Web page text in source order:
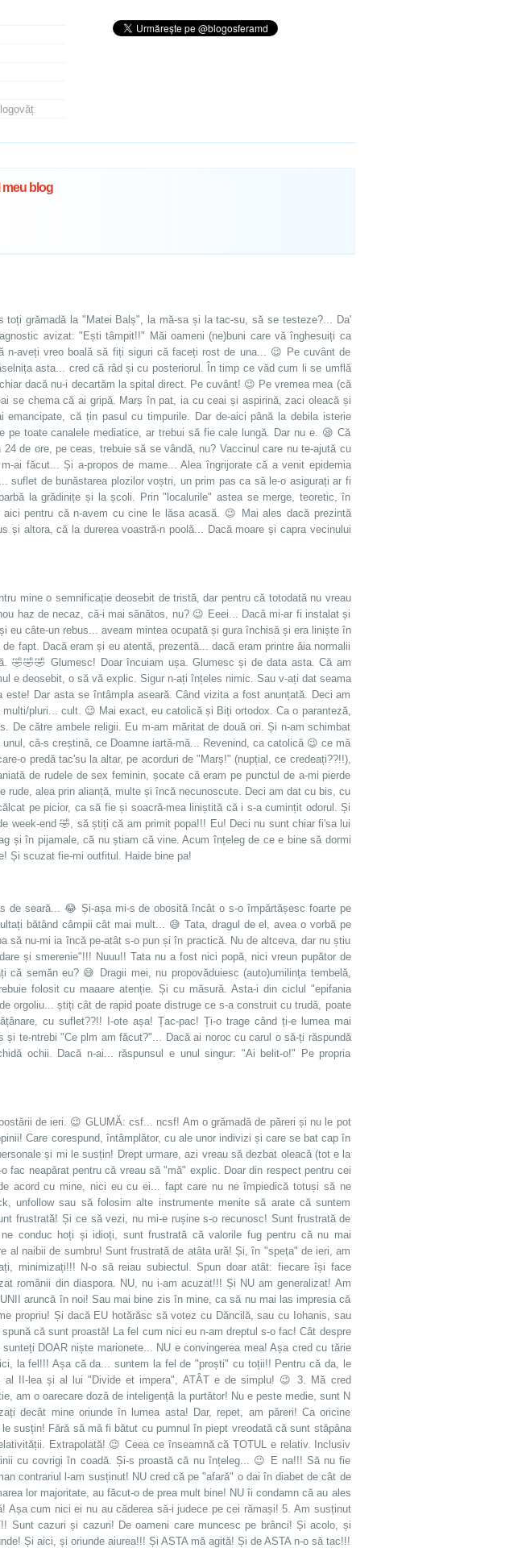
meu blog
toți grămadă la "Matei Balș", la mă-sa și la tac-su, să se testeze?... Da'
avizat: "Ești tâmpit!!" Măi oameni (ne)buni care vă înghesuiți ca
n-aveți vreo boală să fiți siguri că faceți rost de una... 😉 Pe cuvânt de
asta... cred că râd și cu posteriorul. În timp ce văd cum li se umflă
dacă nu-i decartăm la spital direct. Pe cuvânt! 😉 Pe vremea mea (că
se chema că ai gripă. Marș în pat, ia cu ceai și aspirină, zaci oleacă și
că țin pasul cu timpurile. Dar de-aici până la debila isterie
pe toate canalele mediatice, ar trebui să fie cale lungă. Dar nu e. 😪 Că
de ore, pe ceas, trebuie să se vândă, nu? Vaccinul care nu te-ajută cu
ai făcut... Și a-propos de mame... Alea îngrijorate că a venit epidemia
suflet de bunăstarea plozilor voștri, un prim pas ca să le-o asigurați ar fi
la grădinițe și la școli. Prin "localurile" astea se merge, teoretic, în
pentru că n-avem cu cine le lăsa acasă. 😉 Mai ales dacă prezintă
și altora, că la durerea voastră-n poolă... Dacă moare și capra vecinului
mine o semnificație deosebit de tristă, dar pentru că totodată nu vreau
haz de necaz, că-i mai sănătos, nu? 😉 Eeei... Dacă mi-ar fi instalat și
eu câte-un rebus... aveam mintea ocupată și gura închisă și era liniște în
fapt. Dacă eram și eu atentă, prezentă... dacă eram printre ăia normalii
🤣🤣🤣 Glumesc! Doar încuiam ușa. Glumesc și de data asta. Că am
e deosebit, o să vă explic. Sigur n-ați înțeles nimic. Sau v-ați dat seama
Dar asta se întâmpla aseară. Când vizita a fost anunțată. Deci am
pluri... cult. 😉 Mai exact, eu catolică și Biți ortodox. Ca o paranteză,
De către ambele religii. Eu m-am măritat de două ori. Și n-am schimbat
că-s creștină, ce Doamne iartă-mă... Revenind, ca catolică 😉 ce mă
o predă tac'su la altar, pe acorduri de "Marș!" (nupțial, ce credeați??!!),
de rudele de sex feminin, șocate că eram pe punctul de a-mi pierde
rude, alea prin alianță, multe și încă necunoscute. Deci am dat cu bis, cu
pe picior, ca să fie și soacră-mea liniștită că i s-a cumințit odorul. Și
week-end 🤣, să știți că am primit popa!!! Eu! Deci nu sunt chiar fi'sa lui
și în pijamale, că nu știam că vine. Acum înțeleg de ce e bine să dormi
Și scuzat fie-mi outfitul. Haide bine pa!
de seară... 😂 Și-așa mi-s de obosită încât o s-o împărtășesc foarte pe
bătând câmpii cât mai mult... 😅 Tata, dragul de el, avea o vorbă pe
să nu-mi ia încă pe-atât s-o pun și în practică. Nu de altceva, dar nu știu
și smerenie"!!! Nuuu!! Tata nu a fost nici popă, nici vreun pupător de
că semăn eu? 😅 Dragii mei, nu propovăduiesc (auto)umilința tembelă,
folosit cu maaare atenție. Și cu măsură. Asta-i din ciclul "epifania
orgoliu... știți cât de rapid poate distruge ce s-a construit cu trudă, poate
cu suflet??!! I-ote așa! Țac-pac! Ți-o trage când ți-e lumea mai
te-ntrebi "Ce plm am făcut?"... Dacă ai noroc cu carul o să-ți răspundă
ochii. Dacă n-ai... răspunsul e unul singur: "Ai belit-o!" Pe propria
de ieri. 😉 GLUMĂ: csf... ncsf! Am o grămadă de păreri și nu le pot
Care corespund, întâmplător, cu ale unor indivizi și care se bat cap în
și mi le susțin! Drept urmare, azi vreau să dezbat oleacă (tot e la
fac neapărat pentru că vreau să "mă" explic. Doar din respect pentru cei
acord cu mine, nici eu cu ei... fapt care nu ne împiedică totuși să ne
unfollow sau să folosim alte instrumente menite să arate că suntem
frustrată! Și ce să vezi, nu mi-e rușine s-o recunosc! Sunt frustrată de
conduc hoți și idioți, sunt frustrată că valorile fug pentru că nu mai
al naibii de sumbru! Sunt frustrată de atâta ură! Și, în "speța" de ieri, am
minimizați!!! N-o să reiau subiectul. Spun doar atât: fiecare își face
românii din diaspora. NU, nu i-am acuzat!!! Și NU am generalizat! Am
aruncă în noi! Sau mai bine zis în mine, ca să nu mai las impresia că
propriu! Și dacă EU hotărăsc să votez cu Dăncilă, sau cu Iohanis, sau
că sunt proastă! La fel cum nici eu n-am dreptul s-o fac! Cât despre
DOAR niște marionete... NU e convingerea mea! Așa cred cu tărie
la fel!!! Așa că da... suntem la fel de "proști" cu toții!! Pentru că da, le
al II-lea și al lui "Divide et impera", ATÂT e de simplu! 😉 3. Mă cred
am o oarecare doză de inteligență la purtător! Nu e peste medie, sunt N
decât mine oriunde în lumea asta! Dar, repet, am păreri! Ca oricine
susțin! Fără să mă fi bătut cu pumnul în piept vreodată că sunt stăpâna
Extrapolată! 😉 Ceea ce înseamnă că TOTUL e relativ. Inclusiv
cu covrigi în coadă. Și-s proastă că nu înțeleg... 😉 E na!!! Să nu fie
contrariul l-am susținut! NU cred că pe "afară" o dai în diabet de cât de
lor majoritate, au făcut-o de prea mult bine! NU îi condamn că au ales
Așa cum nici ei nu au căderea să-i judece pe cei rămași! 5. Am susținut
Sunt cazuri și cazuri! De oameni care muncesc pe brânci! Și acolo, și
Și aici, și oriunde aiurea!!! Și ASTA mă agită! Și de ASTA n-o să tac!!!